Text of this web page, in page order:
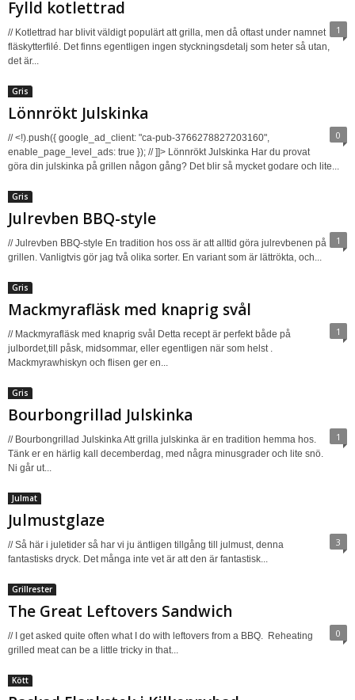
Fylld kotlettrad
1
// Kotlettrad har blivit väldigt populärt att grilla, men då oftast under namnet
fläskytterfilé. Det finns egentligen ingen styckningsdetalj som heter så utan,
det är...
Gris
Lönnrökt Julskinka
0
// <!).push({ google_ad_client: "ca-pub-3766278827203160",
enable_page_level_ads: true }); // ]]> Lönnrökt Julskinka Har du provat
göra din julskinka på grillen någon gång? Det blir så mycket godare och lite...
Gris
Julrevben BBQ-style
1
// Julrevben BBQ-style En tradition hos oss är att alltid göra julrevbenen på
grillen. Vanligtvis gör jag två olika sorter. En variant som är lättrökta, och...
Gris
Mackmyrafläsk med knaprig svål
1
// Mackmyrafläsk med knaprig svål Detta recept är perfekt både på
julbordet,till påsk, midsommar, eller egentligen när som helst .
Mackmyrawhiskyn och flisen ger en...
Gris
Bourbongrillad Julskinka
1
// Bourbongrillad Julskinka Att grilla julskinka är en tradition hemma hos.
Tänk er en härlig kall decemberdag, med några minusgrader och lite snö.
Ni går ut...
Julmat
Julmustglaze
3
// Så här i juletider så har vi ju äntligen tillgång till julmust, denna
fantastisks dryck. Det många inte vet är att den är fantastisk...
Grillrester
The Great Leftovers Sandwich
0
// I get asked quite often what I do with leftovers from a BBQ. Reheating
grilled meat can be a little tricky in that...
Kött